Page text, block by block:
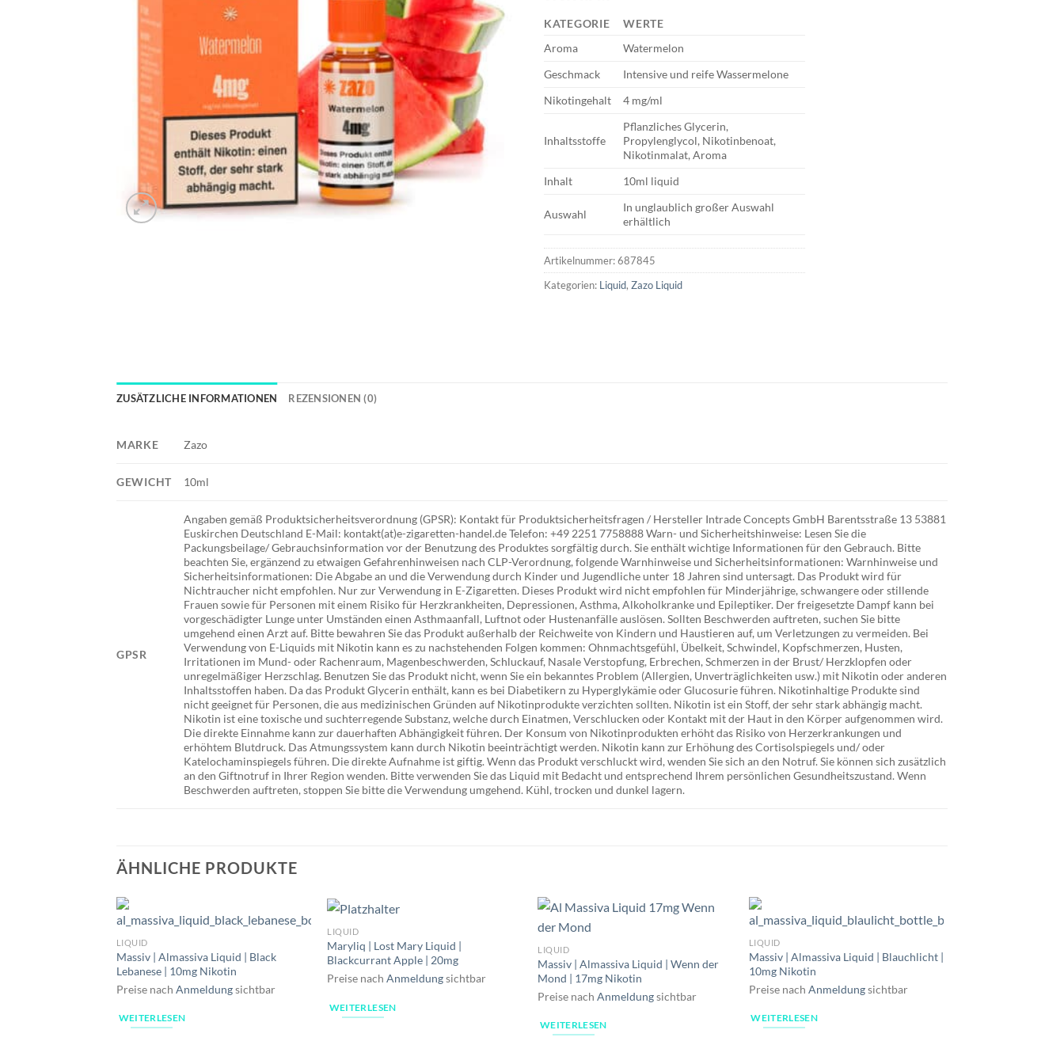
KATEGORIE
WERTE
Aroma
Watermelon
Geschmack
Intensive und reife Wassermelone
Nikotingehalt
4 mg/ml
Inhaltsstoffe
Pflanzliches Glycerin,
Propylenglycol, Nikotinbenoat,
Nikotinmalat, Aroma
Inhalt
10ml liquid
Auswahl
In unglaublich großer Auswahl
erhältlich
Artikelnummer:687845
Kategorien: Liquid, Zazo Liquid
ZUSÄTZLICHE INFORMATIONEN REZENSIONEN (0)
MARKE Zazo
GEWICHT 10ml
GPSR
Angaben gemäß Produktsicherheitsverordnung (GPSR): Kontakt für Produktsicherheitsfragen / Hersteller Intrade Concepts GmbH Barentsstraße 13 53881
Euskirchen Deutschland E-Mail: kontakt(at)e-zigaretten-handel.de Telefon: +49 2251 7758888 Warn- und Sicherheitshinweise: Lesen Sie die
Packungsbeilage/ Gebrauchsinformation vor der Benutzung des Produktes sorgfältig durch. Sie enthält wichtige Informationen für den Gebrauch. Bitte
beachten Sie, ergänzend zu etwaigen Gefahrenhinweisen nach CLP-Verordnung, folgende Warnhinweise und Sicherheitsinformationen: Warnhinweise und
Sicherheitsinformationen: Die Abgabe an und die Verwendung durch Kinder und Jugendliche unter 18 Jahren sind untersagt. Das Produkt wird für
Nichtraucher nicht empfohlen. Nur zur Verwendung in E-Zigaretten. Dieses Produkt wird nicht empfohlen für Minderjährige, schwangere oder stillende
Frauen sowie für Personen mit einem Risiko für Herzkrankheiten, Depressionen, Asthma, Alkoholkranke und Epileptiker. Der freigesetzte Dampf kann bei
vorgeschädigter Lunge unter Umständen einen Asthmaanfall, Luftnot oder Hustenanfälle auslösen. Sollten Beschwerden auftreten, suchen Sie bitte
umgehend einen Arzt auf. Bitte bewahren Sie das Produkt außerhalb der Reichweite von Kindern und Haustieren auf, um Verletzungen zu vermeiden. Bei
Verwendung von E-Liquids mit Nikotin kann es zu nachstehenden Folgen kommen: Ohnmachtsgefühl, Übelkeit, Schwindel, Kopfschmerzen, Husten,
Irritationen im Mund- oder Rachenraum, Magenbeschwerden, Schluckauf, Nasale Verstopfung, Erbrechen, Schmerzen in der Brust/ Herzklopfen oder
unregelmäßiger Herzschlag. Benutzen Sie das Produkt nicht, wenn Sie ein bekanntes Problem (Allergien, Unverträglichkeiten usw.) mit Nikotin oder anderen
Inhaltsstoffen haben. Da das Produkt Glycerin enthält, kann es bei Diabetikern zu Hyperglykämie oder Glucosurie führen. Nikotinhaltige Produkte sind
nicht geeignet für Personen, die aus medizinischen Gründen auf Nikotinprodukte verzichten sollten. Nikotin ist ein Stoff, der sehr stark abhängig macht.
Nikotin ist eine toxische und suchterregende Substanz, welche durch Einatmen, Verschlucken oder Kontakt mit der Haut in den Körper aufgenommen wird.
Die direkte Einnahme kann zur dauerhaften Abhängigkeit führen. Der Konsum von Nikotinprodukten erhöht das Risiko von Herzerkrankungen und
erhöhtem Blutdruck. Das Atmungssystem kann durch Nikotin beeinträchtigt werden. Nikotin kann zur Erhöhung des Cortisolspiegels und/ oder
Katelochaminspiegels führen. Die direkte Aufnahme ist giftig. Wenn das Produkt verschluckt wird, wenden Sie sich an den Notruf. Sie können sich zusätzlich
an den Giftnotruf in Ihrer Region wenden. Bitte verwenden Sie das Liquid mit Bedacht und entsprechend Ihrem persönlichen Gesundheitszustand. Wenn
Beschwerden auftreten, stoppen Sie bitte die Verwendung umgehend. Kühl, trocken und dunkel lagern.
ÄHNLICHE PRODUKTE
LIQUID
Massiv | Almassiva Liquid | Black
Lebanese | 10mg Nikotin
Preise nach Anmeldungsichtbar
WEITERLESEN
LIQUID
Maryliq | Lost Mary Liquid |
Blackcurrant Apple | 20mg
Preise nachAnmeldungsichtbar
WEITERLESEN
LIQUID
Massiv | Almassiva Liquid | Wenn der
Mond | 17mg Nikotin
Preise nachAnmeldungsichtbar
WEITERLESEN
LIQUID
Massiv | Almassiva Liquid | Blauchlicht |
10mg Nikotin
Preise nach Anmeldungsichtbar
WEITERLESEN